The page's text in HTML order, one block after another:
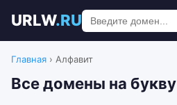
URLW.RU
Главная › Алфавит
Все домены на